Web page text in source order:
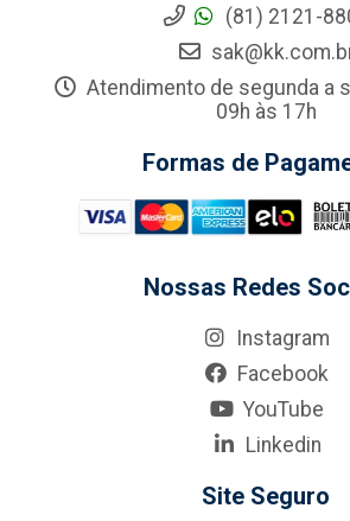
(81) 2121-
Atendimento de segunda a
09h às 17h
Formas de
Nossas Redes
Instagram
Facebook
YouTube
Linkedin
Site Seguro